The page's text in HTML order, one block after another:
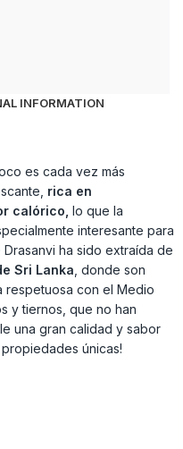
INFORMATION
es cada vez más
rica en
calórico, lo que la
interesante para
ha sido extraída de
Sri Lanka , donde son
con el Medio
y tiernos, que no han
una gran calidad y sabor
únicas!